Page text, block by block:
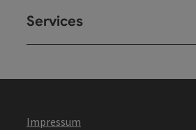
Services
Impressum